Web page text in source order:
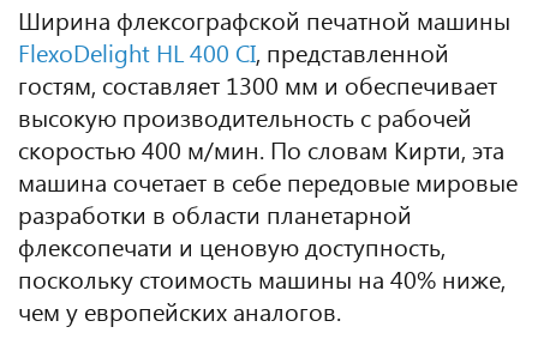
Ширина флексографской печатной машины
FlexoDelight HL 400 CI, представленной
гостям, составляет 1300 мм и обеспечивает
высокую производительность с рабочей
скоростью 400 м/мин. По словам Кирти, эта
машина сочетает в себе передовые мировые
разработки в области планетарной
флексопечати и ценовую доступность,
поскольку стоимость машины на 40% ниже,
чем у европейских аналогов.